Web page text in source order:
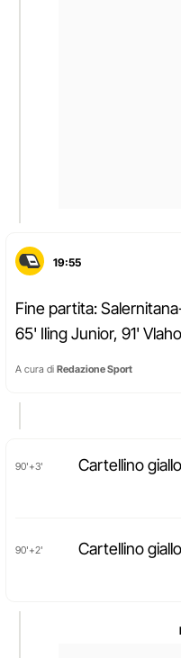
19:55
Fine partita:
65' Iling Junior, 91'
A cura di Redazione Sport
90'+3' Cartellino
90'+2' Cartellino